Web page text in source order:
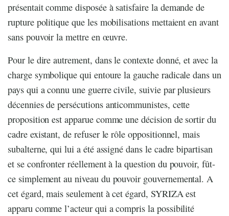
présentait comme disposée à satisfaire la demande de
rupture politique que les mobilisations mettaient en avant
sans pouvoir la mettre en œuvre.
Pour le dire autrement, dans le contexte donné, et avec la
charge symbolique qui entoure la gauche radicale dans un
pays qui a connu une guerre civile, suivie par plusieurs
décennies de persécutions anticommunistes, cette
proposition est apparue comme une décision de sortir du
cadre existant, de refuser le rôle oppositionnel, mais
subalterne, qui lui a été assigné dans le cadre bipartisan
et se confronter réellement à la question du pouvoir, fût-
ce simplement au niveau du pouvoir gouvernemental. A
cet égard, mais seulement à cet égard, SYRIZA est
apparu comme l’acteur qui a compris la possibilité